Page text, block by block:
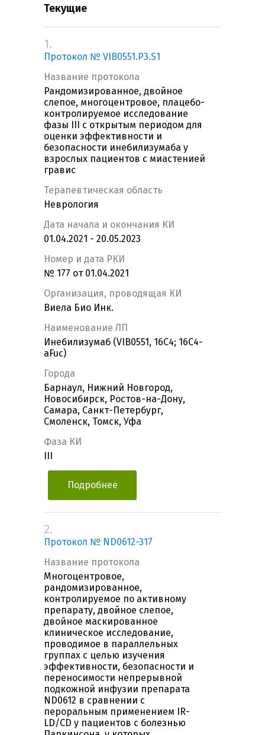
Текущие
1.
Протокол № VIB0551.P3.S1
Название протокола
Рандомизированное, двойное
слепое, многоцентровое, плацебо-
контролируемое исследование
фазы III с открытым периодом для
оценки эффективности и
безопасности инебилизумаба у
взрослых пациентов с миастенией
гравис
Терапевтическая область
Неврология
Дата начала и окончания КИ
01.04.2021 - 20.05.2023
Номер и дата РКИ
№ 177 от 01.04.2021
Организация, проводящая КИ
Виела Био Инк.
Наименование ЛП
Инебилизумаб (VIB0551, 16С4; 16С4-
aFuc)
Города
Барнаул, Нижний Новгород,
Новосибирск, Ростов-на-Дону,
Самара, Санкт-Петербург,
Смоленск, Томск, Уфа
Фаза КИ
Подробнее
2.
Протокол № ND0612-317
Название протокола
Многоцентровое,
рандомизированное,
контролируемое по активному
препарату, двойное слепое,
двойное маскированное
клиническое исследование,
проводимое в параллельных
группах с целью изучения
эффективности, безопасности и
переносимости непрерывной
подкожной инфузии препарата
ND0612 в сравнении с
пероральным применением IR-
LD/CD у пациентов с болезнью